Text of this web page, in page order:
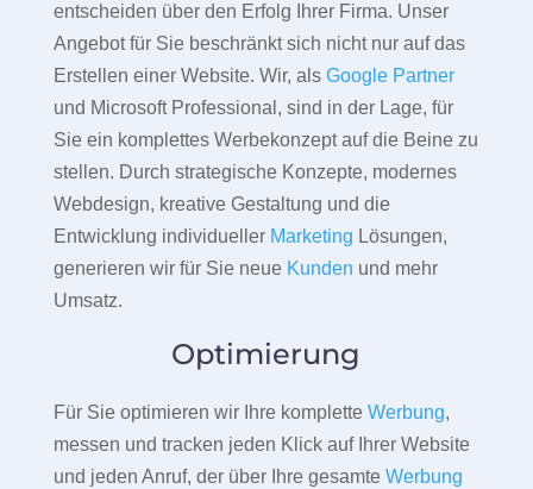
entscheiden über den Erfolg Ihrer Firma. Unser
Angebot für Sie beschränkt sich nicht nur auf das
Erstellen einer Website. Wir, als Google Partner
und Microsoft Professional, sind in der Lage, für
Sie ein komplettes Werbekonzept auf die Beine zu
stellen. Durch strategische Konzepte, modernes
Webdesign, kreative Gestaltung und die
Entwicklung individueller Marketing Lösungen,
generieren wir für Sie neue Kunden und mehr
Umsatz.
Optimierung
Für Sie optimieren wir Ihre komplette Werbung,
messen und tracken jeden Klick auf Ihrer Website
und jeden Anruf, der über Ihre gesamte Werbung